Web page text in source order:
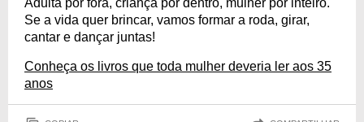
Se a vida quer brincar, vamos formar a roda, girar,
cantar e dançar juntas!
Conheça os livros que toda mulher deveria ler aos 35
anos